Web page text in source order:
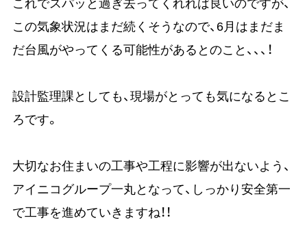
この気象状況はまだ続くそうなので、6月はまだま
だ台風がやってくる可能性があるとのこと、、、！
設計監理課としても、現場がとっても気になるとこ
ろです。
大切なお住まいの工事や工程に影響が出ないよう、
アイニコグループ一丸となって、しっかり安全第一
で工事を進めていきますね！！